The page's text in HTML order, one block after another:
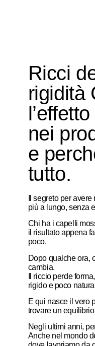
Ricci
rigidità
nei
e
tutto.
Il segreto per
più a lungo, senza
Chi ha i capelli
il risultato appena
poco.
Dopo qualche ora,
cambia.
Il riccio perde
rigido e poco
E qui nasce il vero
trovare un
Negli ultimi anni,
Anche nel mondo